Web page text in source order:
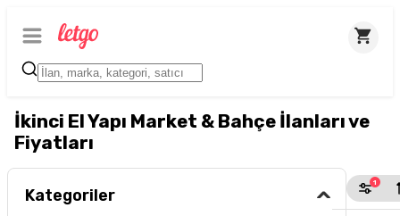
İkinci El Yapı Market & Bahçe İlanları ve
Fiyatları
Kategoriler
1